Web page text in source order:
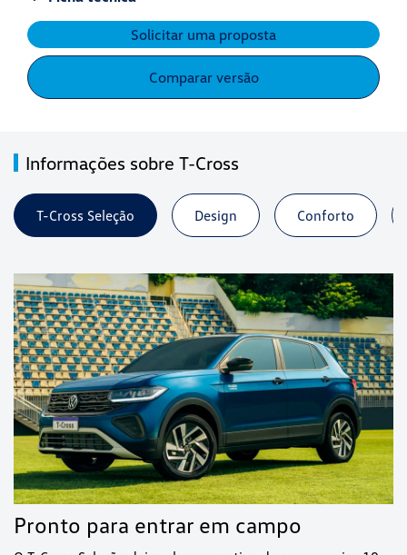
Solicitar uma proposta
Comparar versão
Informações sobre T-Cross
T-Cross Seleção Design Conforto
Pronto para entrar em campo